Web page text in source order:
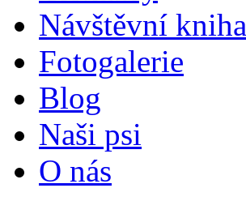
Návštěvní kniha
Fotogalerie
Blog
Naši psi
O nás